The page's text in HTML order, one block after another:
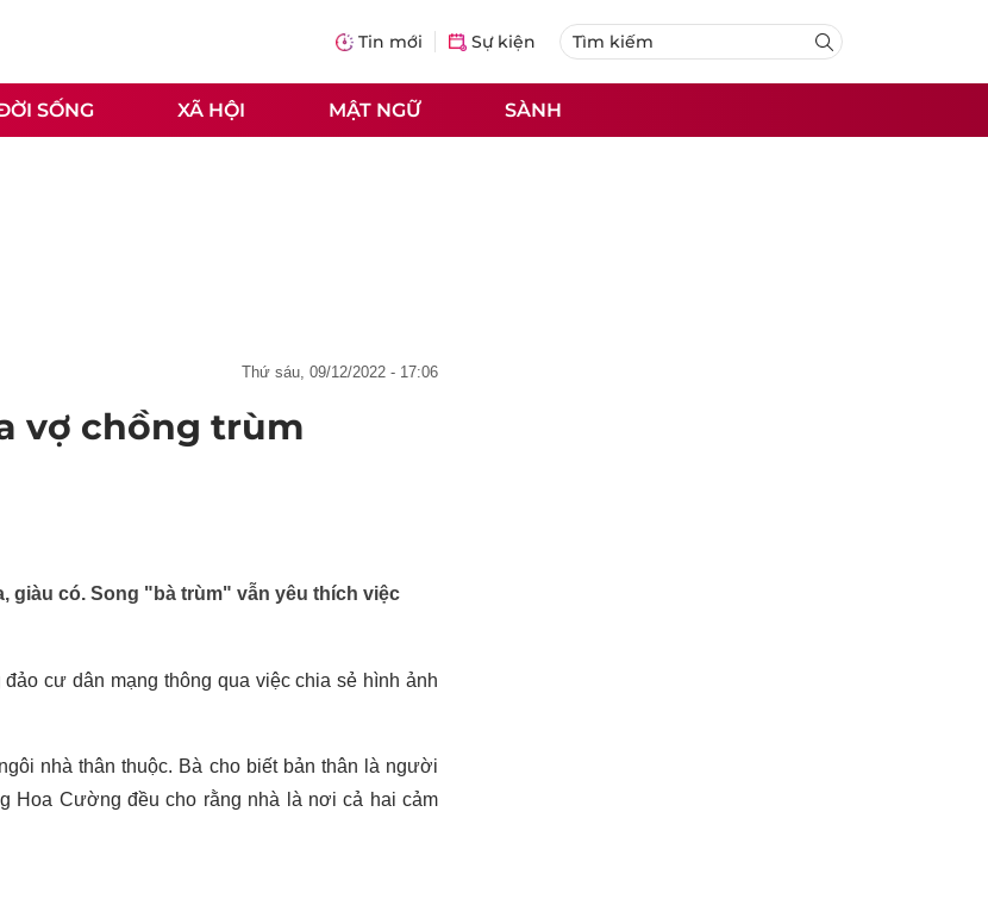
Tin mới Sự kiện
SỐNG XÃ HỘI MẬT NGỮ SÀNH
thứ sáu, 09/12/2022 - 17:06
vợ chồng trùm
giàu có. Song "bà trùm" vẫn yêu thích việc
cư dân mạng thông qua việc chia sẻ hình ảnh
nhà thân thuộc. Bà cho biết bản thân là người
Hoa Cường đều cho rằng nhà là nơi cả hai cảm